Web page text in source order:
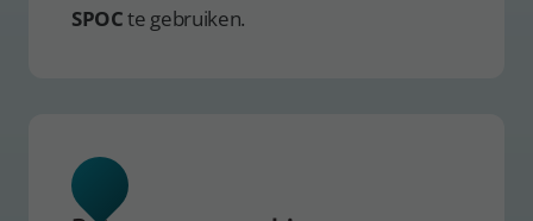
SPOCte gebruiken.